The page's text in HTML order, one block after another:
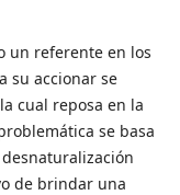
un referente en los
su accionar se
cual reposa en la
se basa
de brindar una